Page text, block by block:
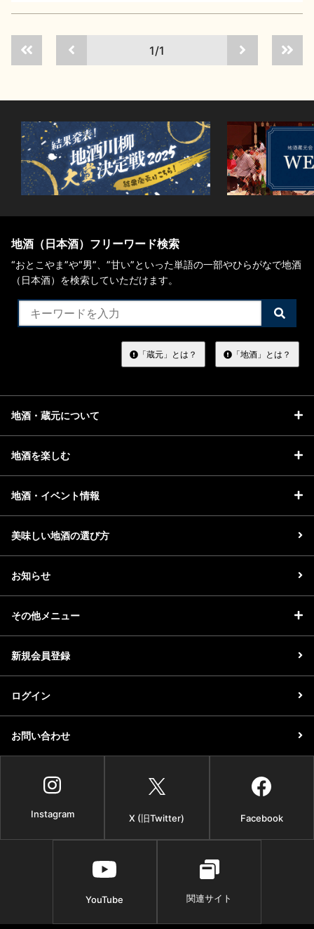
1/1
地酒（日本酒）フリーワード検索
“おとこやま”や“男”、”甘い”といった単語の一部やひらがなで地酒
（日本酒）を検索していただけます。
検
索
す
る
「蔵元」とは？ 「地酒」とは？
地酒・蔵元について
地酒を楽しむ
地酒・イベント情報
美味しい地酒の選び方
お知らせ
その他メニュー
新規会員登録
ログイン
お問い合わせ
Instagram X (旧Twitter) Facebook
YouTube 関連サイト